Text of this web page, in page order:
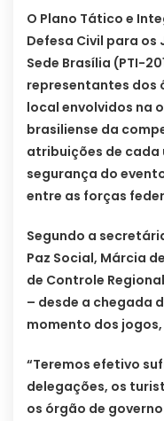
O Plano Tático e
Defesa Civil para os
Sede Brasília (PTI-
representantes dos
local envolvidos na
brasiliense da
atribuições de cada
segurança do
entre as forças
Segundo a
Paz Social, Márcia
de Controle
– desde a chegada
momento dos jogos,
“Teremos efetivo
delegações, os
os órgão de